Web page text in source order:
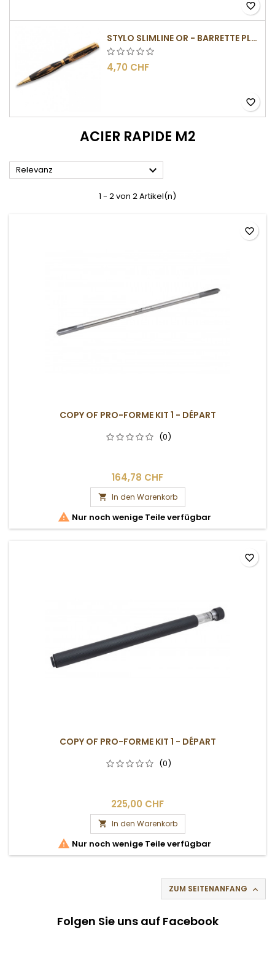
favorite_border
STYLO SLIMLINE OR - BARRETTE PLATE
4,70 CHF
favorite_border
ACIER RAPIDE M2
Relevanz 
1 - 2 von 2 Artikel(n)
COPY OF PRO-FORME KIT 1 - DÉPART
(0)
164,78 CHF
 In den Warenkorb
 Nur noch wenige Teile verfügbar
favorite_border
COPY OF PRO-FORME KIT 1 - DÉPART
(0)
225,00 CHF
 In den Warenkorb
 Nur noch wenige Teile verfügbar
favorite_border
ZUM SEITENANFANG 
Folgen Sie uns auf Facebook